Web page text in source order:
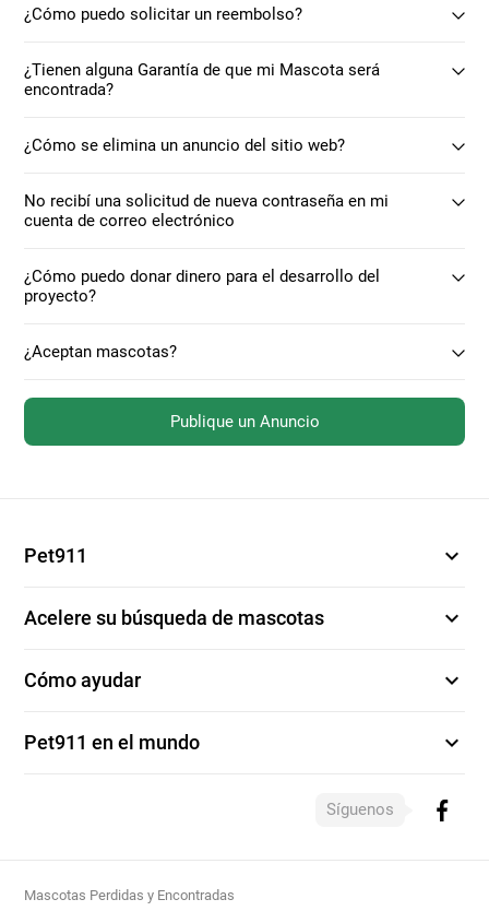
¿Cómo puedo solicitar un reembolso?
¿Tienen alguna Garantía de que mi Mascota será
encontrada?
¿Cómo se elimina un anuncio del sitio web?
No recibí una solicitud de nueva contraseña en mi
cuenta de correo electrónico
¿Cómo puedo donar dinero para el desarrollo del
proyecto?
¿Aceptan mascotas?
Publique un Anuncio
Pet911 expand_more
Acelere su búsqueda de mascotas expand_more
Cómo ayudar expand_more
Pet911 en el mundo expand_more
Síguenos
Mascotas Perdidas y Encontradas